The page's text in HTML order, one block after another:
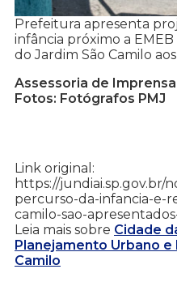
Prefeitura apresenta
infância próximo a
do Jardim São Camilo
Assessoria de Imprensa
Fotos: Fotógrafos PMJ
Link original:
https://jundiai.sp.gov.br/
percurso-da-infancia-e-
camilo-sao-
Leia mais sobre Cidade
Planejamento Urbano
Camilo